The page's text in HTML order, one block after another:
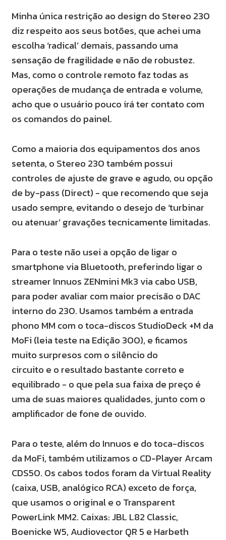
Minha única restrição ao design do Stereo 230
diz respeito aos seus botões, que achei uma
escolha ‘radical’ demais, passando uma
sensação de fragilidade e não de robustez.
Mas, como o controle remoto faz todas as
operações de mudança de entrada e volume,
acho que o usuário pouco irá ter contato com
os comandos do painel.
Como a maioria dos equipamentos dos anos
setenta, o Stereo 230 também possui
controles de ajuste de grave e agudo, ou opção
de by-pass (Direct) - que recomendo que seja
usado sempre, evitando o desejo de ‘turbinar
ou atenuar’ gravações tecnicamente limitadas.
Para o teste não usei a opção de ligar o
smartphone via Bluetooth, preferindo ligar o
streamer Innuos ZENmini Mk3 via cabo USB,
para poder avaliar com maior precisão o DAC
interno do 230. Usamos também a entrada
phono MM com o toca-discos StudioDeck +M da
MoFi (leia teste na Edição 300), e ficamos
muito surpresos com o silêncio do
circuito e o resultado bastante correto e
equilibrado - o que pela sua faixa de preço é
uma de suas maiores qualidades, junto com o
amplificador de fone de ouvido.
Para o teste, além do Innuos e do toca-discos
da MoFi, também utilizamos o CD-Player Arcam
CDS50. Os cabos todos foram da Virtual Reality
(caixa, USB, analógico RCA) exceto de força,
que usamos o original e o Transparent
PowerLink MM2. Caixas: JBL L82 Classic,
Boenicke W5, Audiovector QR 5 e Harbeth